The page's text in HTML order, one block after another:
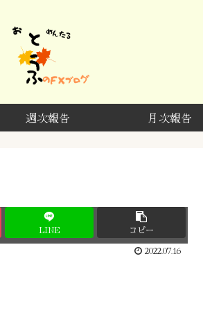
週次報告 月次報告
LINE コピー
2022.07.16